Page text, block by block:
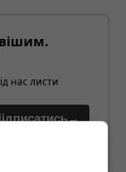
нас листи